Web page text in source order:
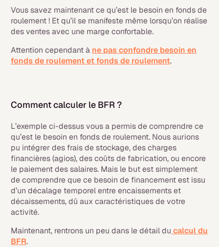
Vous savez maintenant ce qu’est le besoin en fonds de
roulement ! Et qu’il se manifeste même lorsqu’on réalise
des ventes avec une marge confortable.
Attention cependant à ne pas confondre besoin en
fonds de roulement et fonds de roulement.
Comment calculer le BFR ?
L’exemple ci-dessus vous a permis de comprendre ce
qu’est le besoin en fonds de roulement. Nous aurions
pu intégrer des frais de stockage, des charges
financières (agios), des coûts de fabrication, ou encore
le paiement des salaires. Mais le but est simplement
de comprendre que ce besoin de financement est issu
d’un décalage temporel entre encaissements et
décaissements, dû aux caractéristiques de votre
activité.
Maintenant, rentrons un peu dans le détail du calcul du
BFR.